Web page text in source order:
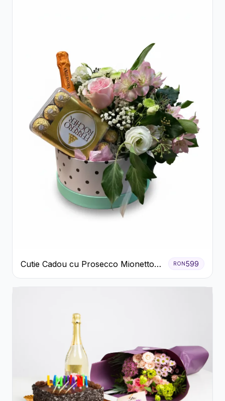
Cutie Cadou cu Prosecco Mionetto
Ferrero Rocher și Flori Pastelate
RON 599